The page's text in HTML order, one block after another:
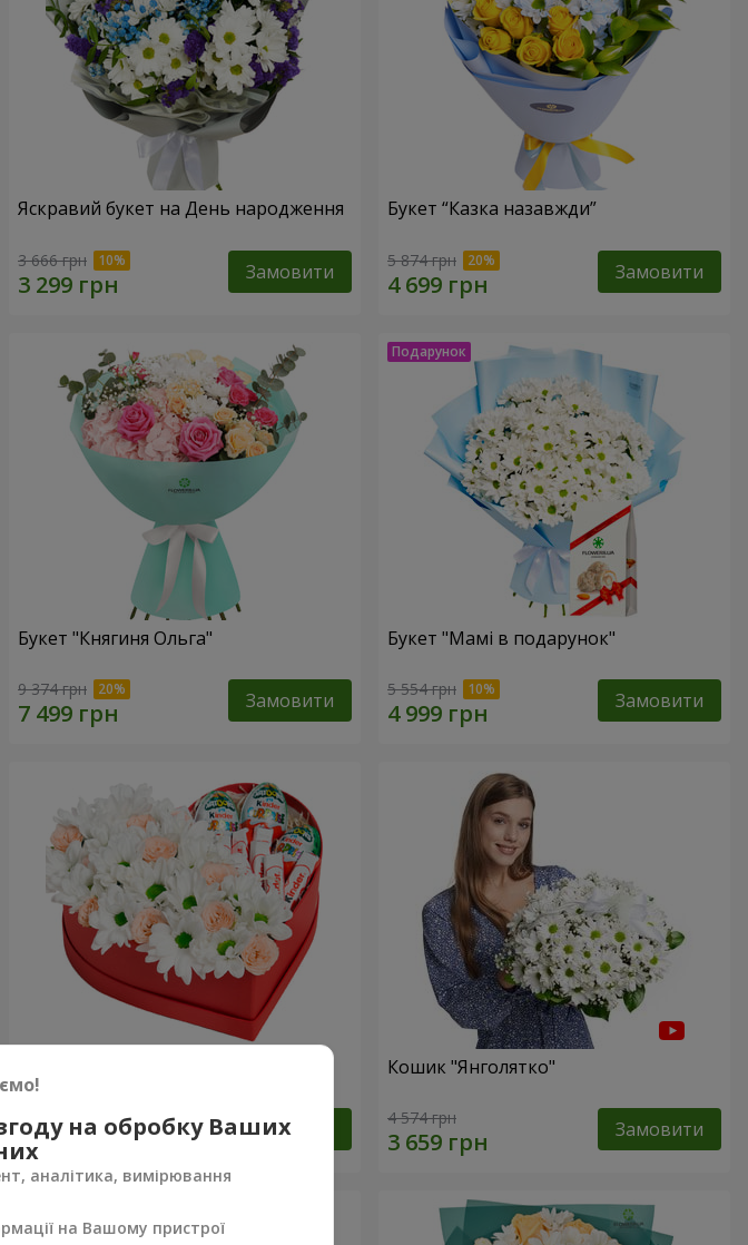
Яскравий букет на День народження
3 666 грн Замовити
Букет “Казка назавжди”
5 874 грн Замовити
Букет "Княгиня Ольга"
9 374 грн Замовити
Букет "Мамі в подарунок"
5 554 грн Замовити
4 449 грн Замовити
Кошик "Янголятко"
4 574 грн Замовити
на обробку Ваших
аналітика, вимірювання
на Вашому пристрої